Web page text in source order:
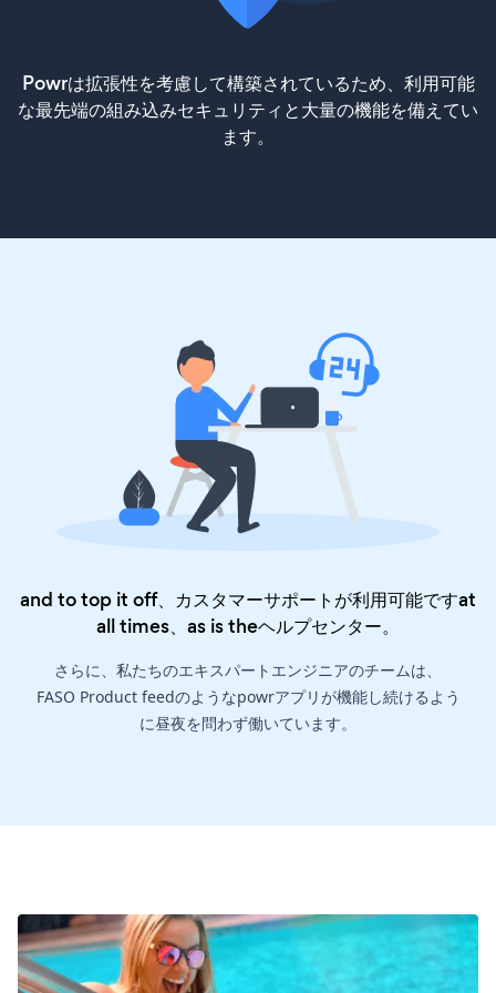
Powrは拡張性を考慮して構築されているため、利用可能
な最先端の組み込みセキュリティと大量の機能を備えてい
ます。
and to top it off、カスタマーサポートが利用可能ですat
all times、as is theヘルプセンター。
さらに、私たちのエキスパートエンジニアのチームは、
FASO Product feedのようなpowrアプリが機能し続けるよう
に昼夜を問わず働いています。